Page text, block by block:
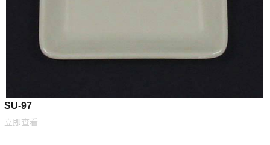
SU-97
立即查看